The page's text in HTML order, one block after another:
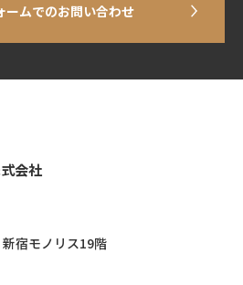
ームでのお問い合わせ
会社
宿モノリス19階